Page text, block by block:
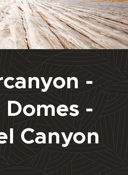
-
-
Canyon